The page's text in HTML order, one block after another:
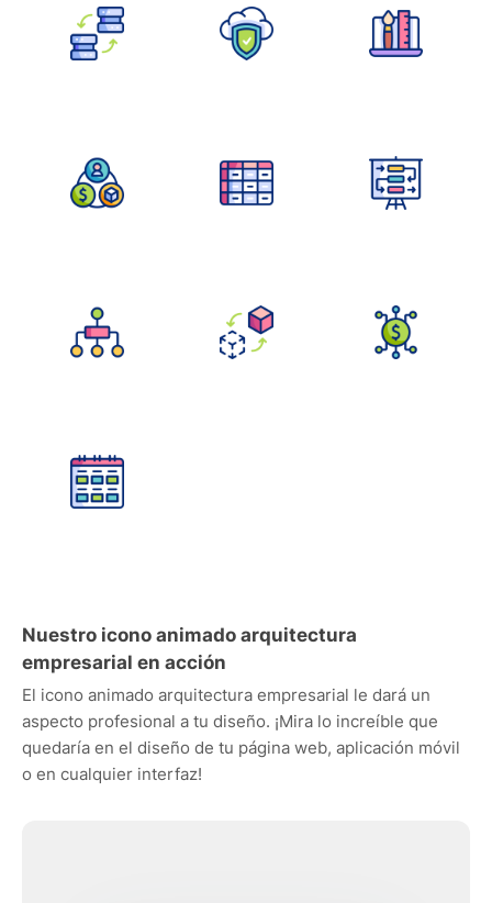
Nuestro icono animado arquitectura
empresarial en acción
El icono animado arquitectura empresarial le dará un
aspecto profesional a tu diseño. ¡Mira lo increíble que
quedaría en el diseño de tu página web, aplicación móvil
o en cualquier interfaz!